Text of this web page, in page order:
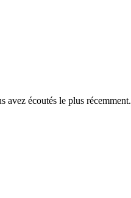
avez écoutés le plus récemment.